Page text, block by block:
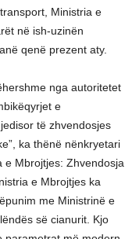
Ministria e
në ish-uzinën
qenë prezent aty.
nga autoritetet
e
të zhvendosjes
ka thënë nënkryetari
e Mbrojtjes: Zhvendosja
e Mbrojtjes ka
me Ministrinë e
së cianurit. Kjo